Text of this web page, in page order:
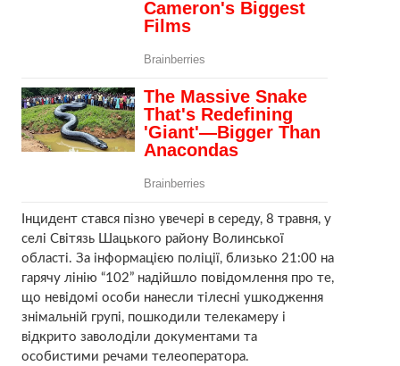
Інцидент стався пізно увечері в середу, 8 травня, у
селі Світязь Шацького району Волинської
області. За інформацією поліції, близько 21:00 на
гарячу лінію “102” надійшло повідомлення про те,
що невідомі особи нанесли тілесні ушкодження
знімальній групі, пошкодили телекамеру і
відкрито заволоділи документами та
особистими речами телеоператора.